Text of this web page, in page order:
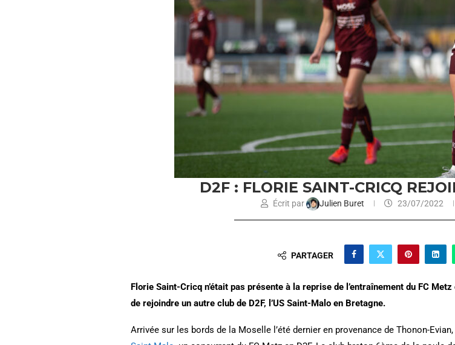
D2F : FLORIE SAINT-CRICQ
Écrit par Julien Buret 23/07/2022
PARTAGER
Florie Saint-Cricq n’était pas présente à la reprise de l’entraînement du FC
de rejoindre un autre club de D2F, l’US Saint-Malo en Bretagne.
Arrivée sur les bords de la Moselle l’été dernier en provenance de Thonon-Evian,